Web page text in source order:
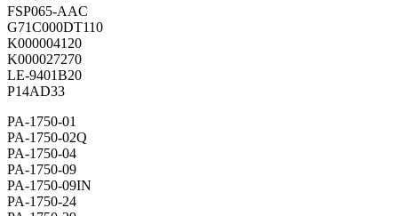
FSP065-AAC
G71C000DT110
K000004120
K000027270
LE-9401B20
P14AD33
PA-1750-01
PA-1750-02Q
PA-1750-04
PA-1750-09
PA-1750-09IN
PA-1750-24